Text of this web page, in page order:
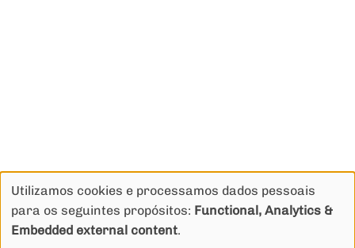
Política de privacidade
Use
of
personal
Utilizamos cookies e processamos dados pessoais
para os seguintes propósitos: Functional, Analytics &
Embedded external content.